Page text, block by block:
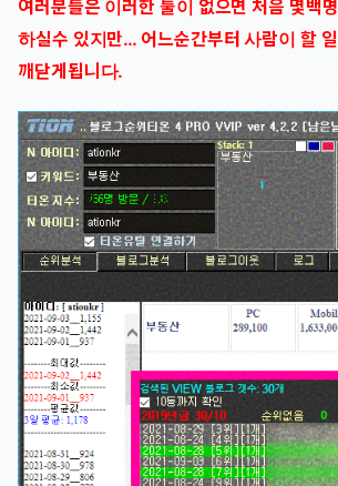
여러분들은 이러한 툴이 없으면 처음 몇백
하실수 있지만… 어느순간부터 사람이 할
깨닫게됩니다.